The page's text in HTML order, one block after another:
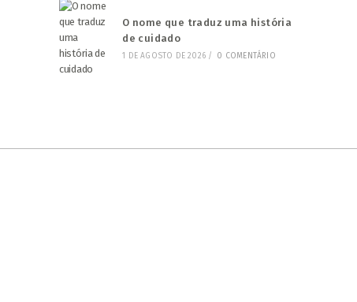
O nome que traduz uma história
de cuidado
1 DE AGOSTO DE 2026 / 0 COMENTÁRIO